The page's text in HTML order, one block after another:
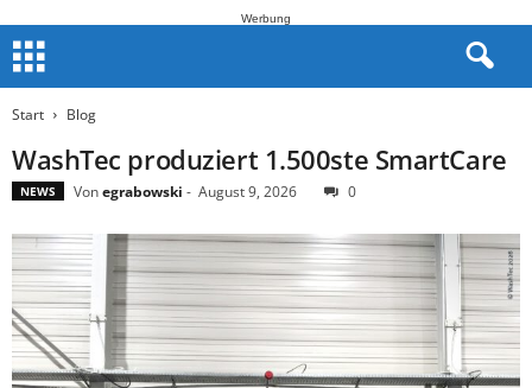
Werbung
Start Blog
WashTec produziert 1.500ste SmartCare
NEWS Vonegrabowski - August 9, 2026 0